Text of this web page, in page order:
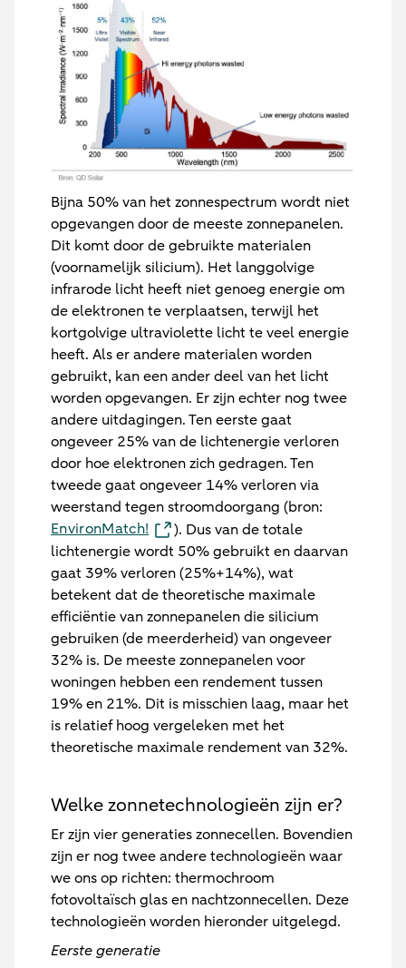
Bijna 50% van het zonnespectrum wordt niet
opgevangen door de meeste zonnepanelen.
Dit komt door de gebruikte materialen
(voornamelijk silicium). Het langgolvige
infrarode licht heeft niet genoeg energie om
de elektronen te verplaatsen, terwijl het
kortgolvige ultraviolette licht te veel energie
heeft. Als er andere materialen worden
gebruikt, kan een ander deel van het licht
worden opgevangen. Er zijn echter nog twee
andere uitdagingen. Ten eerste gaat
ongeveer 25% van de lichtenergie verloren
door hoe elektronen zich gedragen. Ten
tweede gaat ongeveer 14% verloren via
weerstand tegen stroomdoorgang (bron:
EnvironMatch!
). Dus van de totale
lichtenergie wordt 50% gebruikt en daarvan
gaat 39% verloren (25%+14%), wat
betekent dat de theoretische maximale
efficiëntie van zonnepanelen die silicium
gebruiken (de meerderheid) van ongeveer
32% is. De meeste zonnepanelen voor
woningen hebben een rendement tussen
19% en 21%. Dit is misschien laag, maar het
is relatief hoog vergeleken met het
theoretische maximale rendement van 32%.
Welke zonnetechnologieën zijn er?
Er zijn vier generaties zonnecellen. Bovendien
zijn er nog twee andere technologieën waar
we ons op richten: thermochroom
fotovoltaïsch glas en nachtzonnecellen. Deze
technologieën worden hieronder uitgelegd.
Eerste generatie